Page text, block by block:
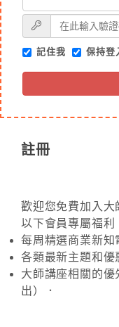
記住我 保持
註冊
歡迎您免費加入
以下會員專屬福利
每周精選商業新知
各類最新主題和優
大師講座相關的
出）．